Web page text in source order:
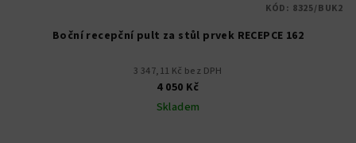
Boční recepční pult za stůl prvek RECEPCE 162
3 347,11 Kč bez DPH
4 050 Kč
Skladem
KÓD: 8325/BUK2